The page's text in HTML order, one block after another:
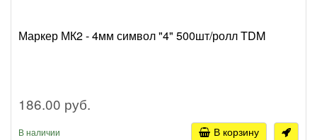
Маркер МК2 - 4мм символ "4" 500шт/ролл TDM
186.00 руб.
В наличии В корзину